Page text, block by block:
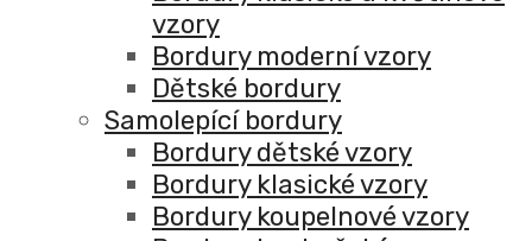
vzory
Bordury moderní vzory
Dětské bordury
Samolepící bordury
Bordury dětské vzory
Bordury klasické vzory
Bordury koupelnové vzory